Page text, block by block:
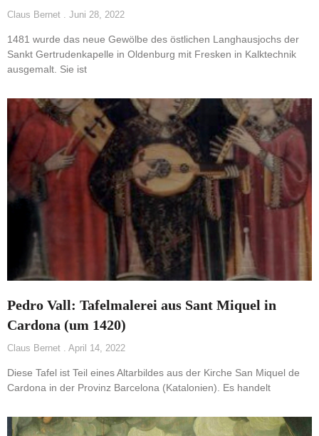
Claus Bernet Juni 28, 2022
1481 wurde das neue Gewölbe des östlichen Langhausjochs der
Sankt Gertrudenkapelle in Oldenburg mit Fresken in Kalktechnik
ausgemalt. Sie ist
Pedro Vall: Tafelmalerei aus Sant Miquel in
Cardona (um 1420)
Claus Bernet April 14, 2022
Diese Tafel ist Teil eines Altarbildes aus der Kirche San Miquel de
Cardona in der Provinz Barcelona (Katalonien). Es handelt